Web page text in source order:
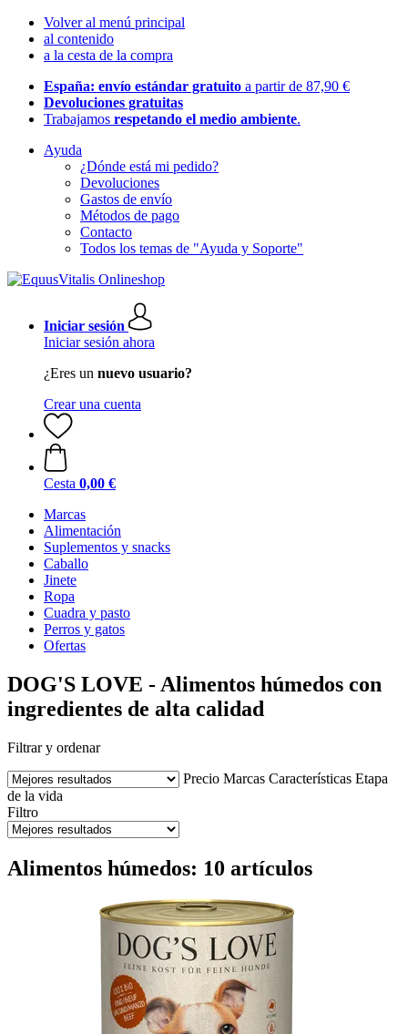
Volver al menú principal
al contenido
a la cesta de la compra
España: envío estándar gratuito a partir de 87,90 €
Devoluciones gratuitas
Trabajamos respetando el medio ambiente.
Ayuda
¿Dónde está mi pedido?
Devoluciones
Gastos de envío
Métodos de pago
Contacto
Todos los temas de "Ayuda y Soporte"
Iniciar sesión
Iniciar sesión ahora
¿Eres un nuevo usuario?
Crear una cuenta
Cesta 0,00 €
Marcas
Alimentación
Suplementos y snacks
Caballo
Jinete
Ropa
Cuadra y pasto
Perros y gatos
Ofertas
DOG'S LOVE - Alimentos húmedos con
ingredientes de alta calidad
Filtrar y ordenar
Precio Marcas Características Etapa
de la vida
Filtro
Alimentos húmedos: 10 artículos